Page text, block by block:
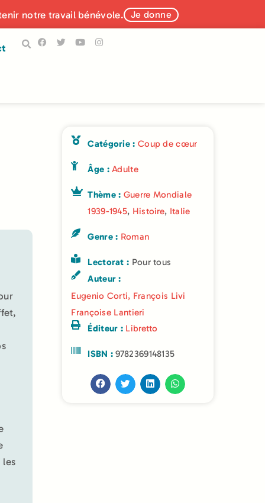
notre travail bénévole. Je donne
les
Catégorie : Coup de cœur
Âge :Adulte
Thème : Guerre Mondiale
1939-1945, Histoire, Italie
Genre : Roman
Lectorat : Pour tous
Auteur :
Eugenio Corti, François Livi
Françoise Lantieri
Éditeur : Libretto
ISBN :9782369148135